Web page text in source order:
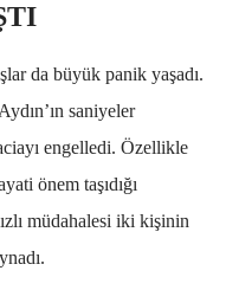
da büyük panik yaşadı.
saniyeler
engelledi. Özellikle
önem taşıdığı
müdahalesi iki kişinin